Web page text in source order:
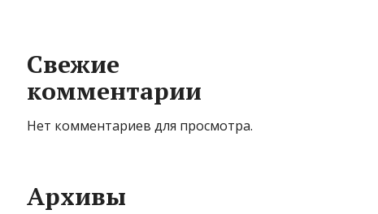
Свежие
комментарии
Нет комментариев для просмотра.
Архивы